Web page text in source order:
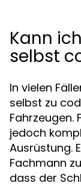
Kann
selbst
In vielen
selbst zu
Fahrzeugen.
jedoch
Ausrüstung.
Fachmann
dass der